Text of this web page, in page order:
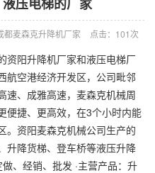
都麦森克升降机厂家 点击：101次
资阳升降机厂家和液压电梯厂
航空港经济开发区，公司毗邻
速、成雅高速，麦森克机械周
便捷、更高效，在3个小时内能
。资阳麦森克机械公司生产的
升降货梯、登车桥等液压升降
、经销、批发 ·主营产品：升